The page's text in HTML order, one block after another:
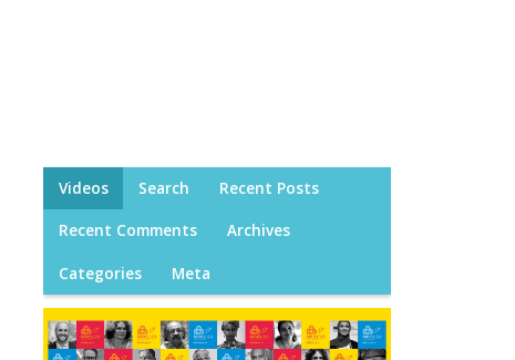
Videos Search Recent Posts
Recent Comments Archives
Categories Meta